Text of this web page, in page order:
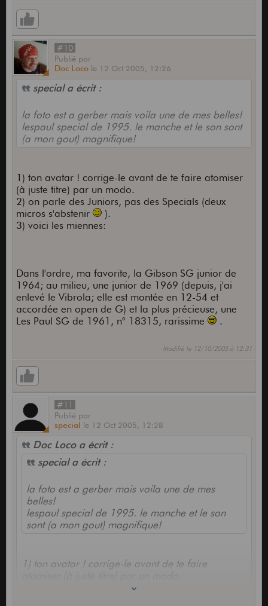
#10
Publié par
Doc Loco le 12 Oct 2005, 12:26
special a écrit :
la foto est a gerber mais voila une de mes belles!
lespaul special de 1995. le manche et le son sont
(a mon gout) magnifique!
1) ton avatar ! corrige-le avant de te faire atomiser
(à juste titre) par un modo.
2) on parle des Juniors, pas des Specials (deux
micros s'abstenir
).
3) voici les miennes:
Dans l'ordre, ma favorite, la Gibson SG junior de
1964; au milieu, une junior de 1969 (depuis, j'ai
enlevé le Vibrola; elle est montée en 12-54 et
accordée en open de G) et la plus précieuse, une
Les Paul SG de 1961, n° 18315, rarissime
.
Modifié le 12/10/2005 à 12:31
#11
Publié par
special le 12 Oct 2005, 12:28
Doc Loco a écrit :
special a écrit :
la foto est a gerber mais voila une de mes
belles!
lespaul special de 1995. le manche et le son
sont (a mon gout) magnifique!
1) ton avatar ! corrige-le avant de te faire
2) on parle des Juniors, pas des Specials (deux